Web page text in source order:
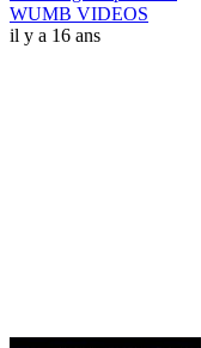
WUMB VIDEOS
il y a 16 ans